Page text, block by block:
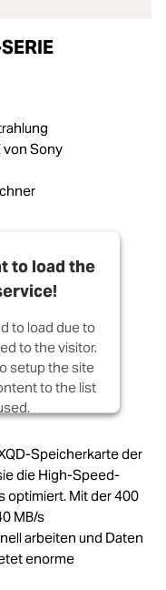
von Sony
to load the
to load due to
to the visitor.
setup the site
to the list
Speicherkarte der
die High-Speed-
optimiert. Mit der 400
MB/s
arbeiten und Daten
enorme